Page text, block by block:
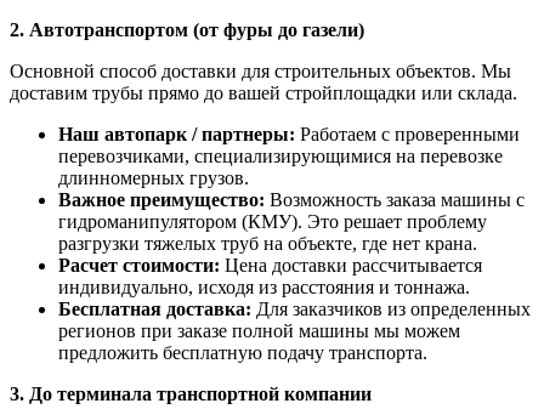
2. Автотранспортом (от фуры до газели)
Основной способ доставки для строительных объектов. Мы
доставим трубы прямо до вашей стройплощадки или склада.
Наш автопарк / партнеры: Работаем с проверенными
перевозчиками, специализирующимися на перевозке
длинномерных грузов.
Важное преимущество: Возможность заказа машины с
гидроманипулятором (КМУ). Это решает проблему
разгрузки тяжелых труб на объекте, где нет крана.
Расчет стоимости: Цена доставки рассчитывается
индивидуально, исходя из расстояния и тоннажа.
Бесплатная доставка: Для заказчиков из определенных
регионов при заказе полной машины мы можем
предложить бесплатную подачу транспорта.
3. До терминала транспортной компании